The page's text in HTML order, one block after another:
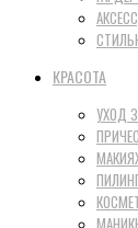
КРАСОТА
УХОД